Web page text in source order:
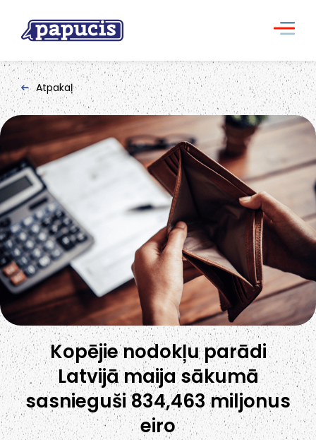
Atpakaļ
Kopējie nodokļu parādi
Latvijā maija sākumā
sasnieguši 834,463 miljonus
eiro